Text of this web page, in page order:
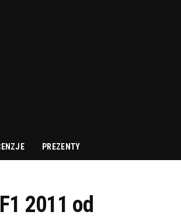
PREZENTY
2011 od